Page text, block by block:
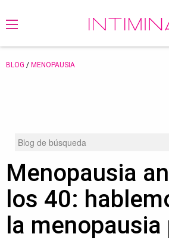
BLOG / MENOPAUSIA
Menopausia
los 40:
la